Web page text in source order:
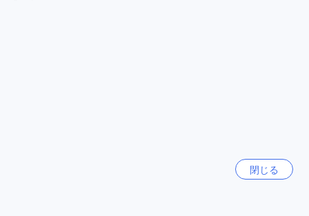
スメです。最後に、素晴らしい景色を眺めながら食事ができ
る「Horizon : Cafe & Restaurant」や「At Waterside」、そし
閉じる